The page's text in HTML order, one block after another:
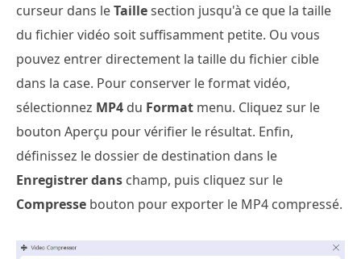
curseur dans leTaillesection jusqu'à ce que la taille
du fichier vidéo soit suffisamment petite. Ou vous
pouvez entrer directement la taille du fichier cible
dans la case. Pour conserver le format vidéo,
sélectionnez MP4 du Format menu. Cliquez sur le
bouton Aperçu pour vérifier le résultat. Enfin,
définissez le dossier de destination dans le
Enregistrer dans champ, puis cliquez sur le
Compresse bouton pour exporter le MP4 compressé.